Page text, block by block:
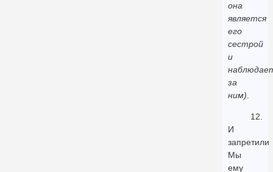
она
является
его
сестрой
и
за
ним).
12.
И
запретили
Мы
ему